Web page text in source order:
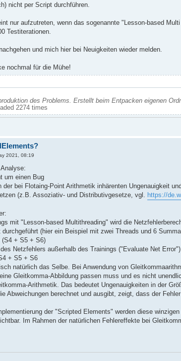
nicht per Script durchführen.
nur aufzutreten, wenn das sogenannte "Lesson-based
Testiterationen.
und mich hier bei Neuigkeiten wieder melden.
nochmal für die Mühe!
des Problems. Erstellt beim Entpacken eigenen
2274 times
2021, 08:19
um einen Bug
der bei Flotaing-Point Arithmetik inhärenten Ungenauigkeit
(z.B. Assoziativ- und Distributivgesetze, vgl. https://
mit "Lesson-based Multithreading" wird die
durchgeführt (hier ein Beispiel mit zwei Threads und 6
+ S5 + S6)
Netzfehlers außerhalb des Trainings ("Evaluate Net
+ S5 + S6
natürlich das Selbe. Bei Anwendung von
Gleitkomma-Abbildung passen muss und es nicht
Arithmetik. Das bedeutet Ungenauigkeiten in der
Abweichungen berechnet und ausgibt, zeigt, dass der
der "Scripted Elements" werden diese
Im Rahmen der natürlichen Fehlereffekte bei